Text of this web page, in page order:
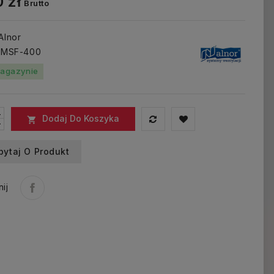
Brutto
400
 Dodaj Do Koszyka
O Produkt